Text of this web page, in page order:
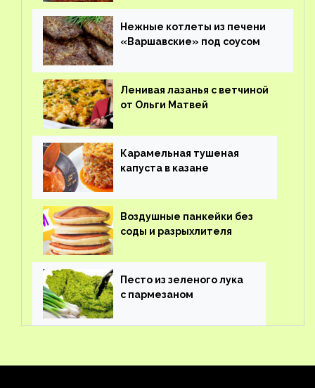
Нежные котлеты из печени
«Варшавские» под соусом
Ленивая лазанья с ветчиной
от Ольги Матвей
Карамельная тушеная
капуста в казане
Воздушные панкейки без
соды и разрыхлителя
Песто из зеленого лука
с пармезаном